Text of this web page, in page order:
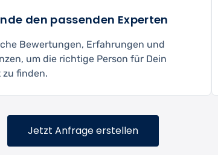
den passenden Experten
Bewertungen, Erfahrungen und
um die richtige Person für Dein
zu finden.
Jetzt Anfrage erstellen